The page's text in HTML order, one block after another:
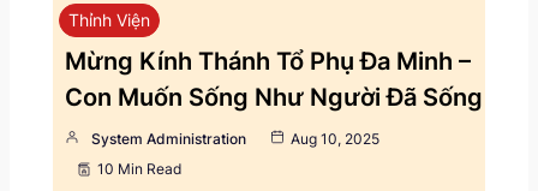
Thỉnh Viện
Mừng Kính Thánh Tổ Phụ Đa Minh –
Con Muốn Sống Như Người Đã Sống
System Administration
Aug 10, 2025
10 Min Read